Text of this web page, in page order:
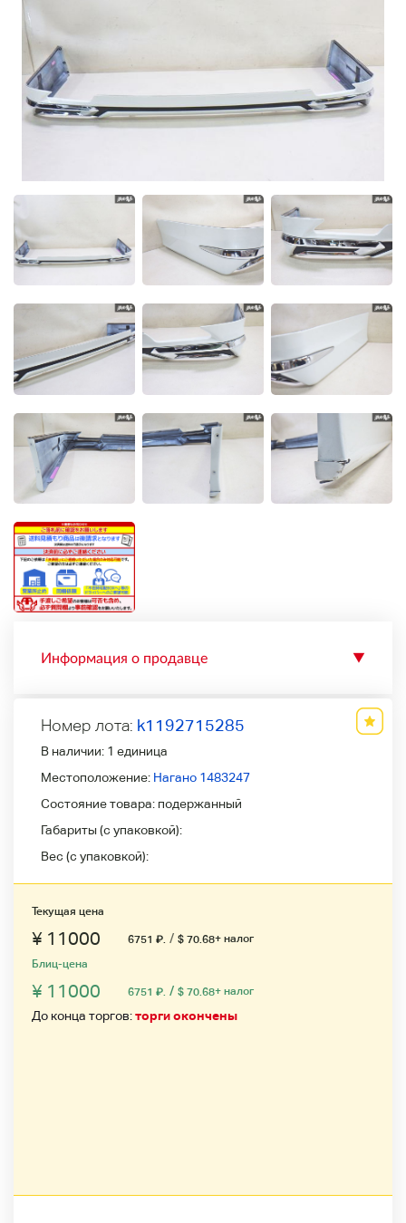
Информация о продавце ▼
Номер лота: k1192715285
В наличии: 1 единица
Местоположение: Нагано 1483247
Состояние товара: подержанный
Габариты (с упаковкой):
Вес (с упаковкой):
Текущая цена
¥ 11000 6751 ₽ / $ 70.68+ налог
Блиц-цена
¥ 11000 6751 ₽ / $ 70.68+ налог
До конца торгов:торги окончены